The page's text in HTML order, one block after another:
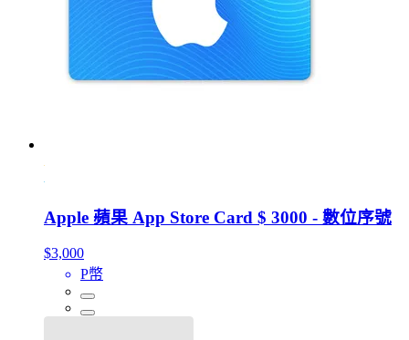
Apple 蘋果 App Store Card $ 3000 - 數位序號
$3,000
P幣